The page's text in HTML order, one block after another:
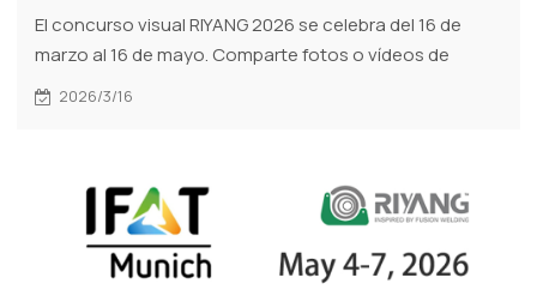
El concurso visual RIYANG 2026 se celebra del 16 de
marzo al 16 de mayo. Comparte fotos o vídeos de
máquinas RIYANG en entornos de trabajo reales para
2026/3/16